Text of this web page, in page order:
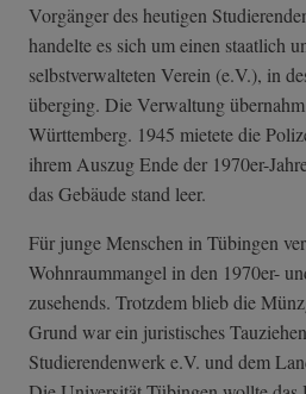
Vorgänger des heutigen
handelte es sich um einen staatlich
selbstverwalteten Verein (e.V.), in
überging. Die Verwaltung
Württemberg. 1945 mietete die
ihrem Auszug Ende der 1970er-
das Gebäude stand leer.
Für junge Menschen in Tübingen
Wohnraummangel in den 1970er-
zusehends. Trotzdem blieb die
Grund war ein juristisches
Studierendenwerk e.V. und dem